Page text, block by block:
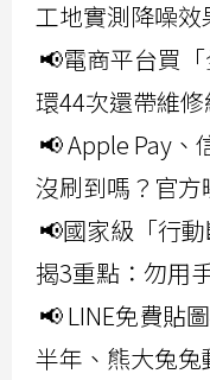
工地實測降噪
📢電商平台買
環44次還帶維
📢 Apple Pay、
沒刷到嗎？官
📢國家級「行
揭3重點：勿用
📢 LINE免費貼
半年、熊大兔兔